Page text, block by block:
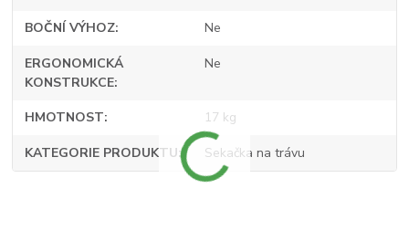
BOČNÍ VÝHOZ Ne
ERGONOMICKÁ
KONSTRUKCE
Ne
HMOTNOST 17 kg
KATEGORIE PRODUKTU Sekačka na trávu